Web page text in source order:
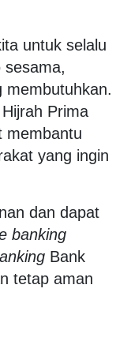
untuk selalu
sesama,
membutuhkan.
Prima
membantu
yang ingin
dan dapat
banking
Bank
tetap aman